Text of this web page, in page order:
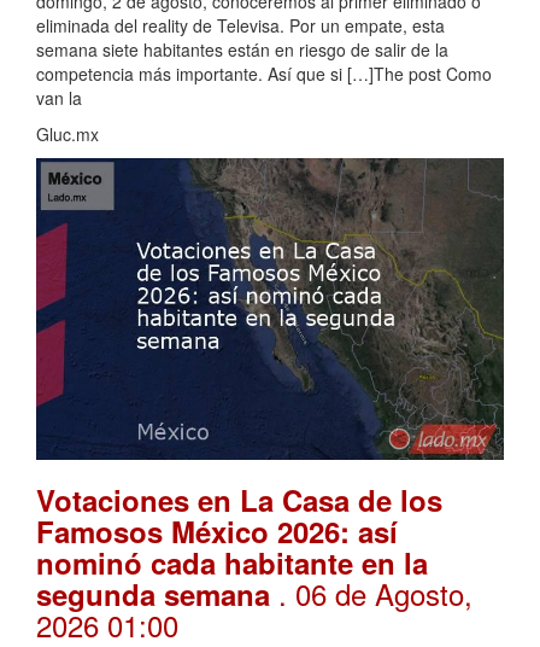
eliminada del reality de Televisa. Por un empate, esta
semana siete habitantes están en riesgo de salir de la
competencia más importante. Así que si […]The post Como
van la
Gluc.mx
Votaciones en La Casa de los
Famosos México 2026: así
nominó cada habitante en la
segunda semana . 06 de Agosto,
2026 01:00